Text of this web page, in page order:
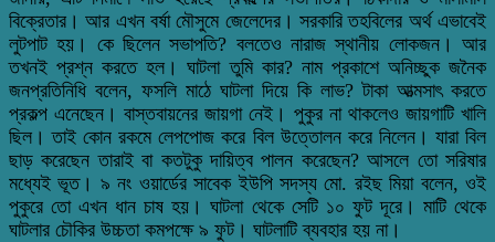
বিক্রেতার। আর এখন বর্ষা মৌসুমে জেলেদের। সরকারি তহবিলের অর্থ এভাবেই
লুটপাট হয়। কে ছিলেন সভাপতি? বলতেও নারাজ স্থানীয় লোকজন। আর
তখনই প্রশ্ন করতে হল। ঘাটলা তুমি কার? নাম প্রকাশে অনিচ্ছুক জনৈক
জনপ্রতিনিধি বলেন, ফসলি মাঠে ঘাটলা দিয়ে কি লাভ? টাকা আত্মসাৎ করতে
প্রকল্প এনেছেন। বাস্তবায়নের জায়গা নেই। পুকুর না থাকলেও জায়গাটি খালি
ছিল। তাই কোন রকমে লেপপোজ করে বিল উত্তোলন করে নিলেন। যারা বিল
ছাড় করেছেন তারাই বা কতটুকু দায়িত্ব পালন করেছেন? আসলে তো সরিষার
মধ্যেই ভূত। ৯ নং ওয়ার্ডের সাবেক ইউপি সদস্য মো. রইছ মিয়া বলেন, ওই
পুকুরে তো এখন ধান চাষ হয়। ঘাটলা থেকে সেটি ১০ ফুট দূরে। মাটি থেকে
ঘাটলার চৌকির উচ্চতা কমপক্ষে ৯ ফুট। ঘাটলাটি ব্যবহার হয় না।